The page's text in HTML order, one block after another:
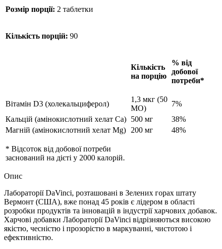
Розмір порції: 2 таблетки
Кількість порцій: 90
Кількість
на порцію
% від
добової
потреби*
Вітамін D3 (холекальциферол)
1,3 мкг (50
МО)
7%
Кальцій (амінокислотний хелат Ca) 500 мг
38%
Магній (амінокислотний хелат Mg)
200 мг 48%
* Відсоток від добової потреби
заснований на дієті у 2000 калорій.
Опис
Лабораторії DaVinci, розташовані в Зелених горах штату
Вермонт (США), вже понад 45 років є лідером в області
розробки продуктів та інновацій в індустрії харчових добавок.
Харчові добавки Лабораторії DaVinci відрізняються високою
якістю, чесністю і прозорістю в маркуванні, чистотою і
ефективністю.